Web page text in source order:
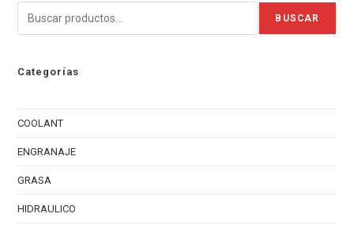
BUSCAR
Categorías
COOLANT
ENGRANAJE
GRASA
HIDRAULICO